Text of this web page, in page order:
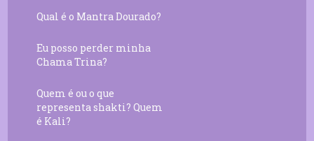
Qual é o Mantra Dourado?
Eu posso perder minha
Chama Trina?
Quem é ou o que
representa shakti? Quem
é Kali?